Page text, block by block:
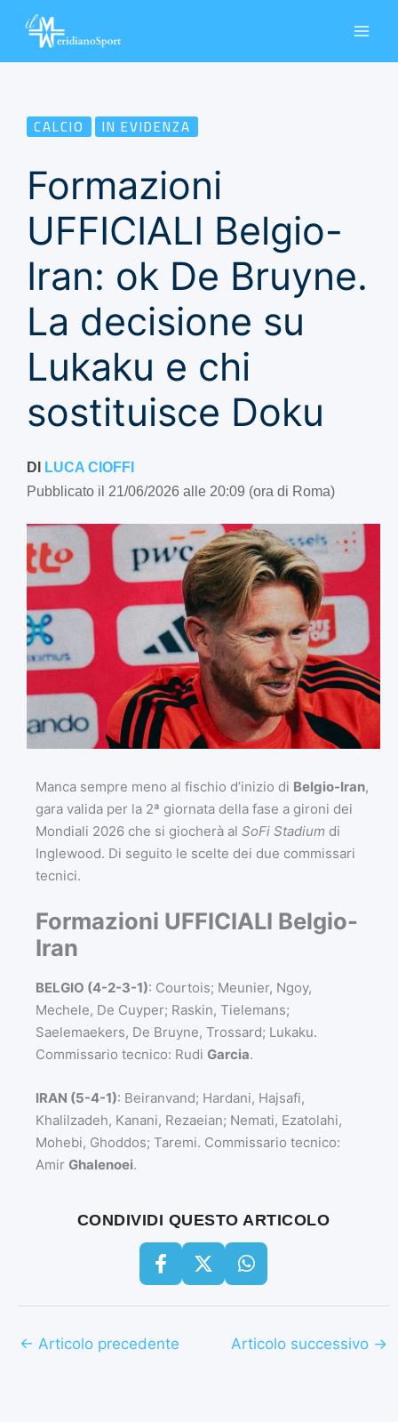
CALCIO IN EVIDENZA
Formazioni
UFFICIALI Belgio-
Iran: ok De Bruyne.
La decisione su
Lukaku e chi
sostituisce Doku
DI LUCA CIOFFI
Pubblicato il 21/06/2026 alle 20:09 (ora di Roma)
Manca sempre meno al fischio d’inizio di Belgio-Iran,
gara valida per la 2ª giornata della fase a gironi dei
Mondiali 2026 che si giocherà al SoFi Stadium di
Inglewood. Di seguito le scelte dei due commissari
tecnici.
Formazioni UFFICIALI Belgio-
Iran
BELGIO (4-2-3-1): Courtois; Meunier, Ngoy,
Mechele, De Cuyper; Raskin, Tielemans;
Saelemaekers, De Bruyne, Trossard; Lukaku.
Commissario tecnico: Rudi Garcia.
IRAN (5-4-1): Beiranvand; Hardani, Hajsafi,
Khalilzadeh, Kanani, Rezaeian; Nemati, Ezatolahi,
Mohebi, Ghoddos; Taremi. Commissario tecnico:
Amir Ghalenoei.
CONDIVIDI QUESTO ARTICOLO
← Articolo precedente Articolo successivo →